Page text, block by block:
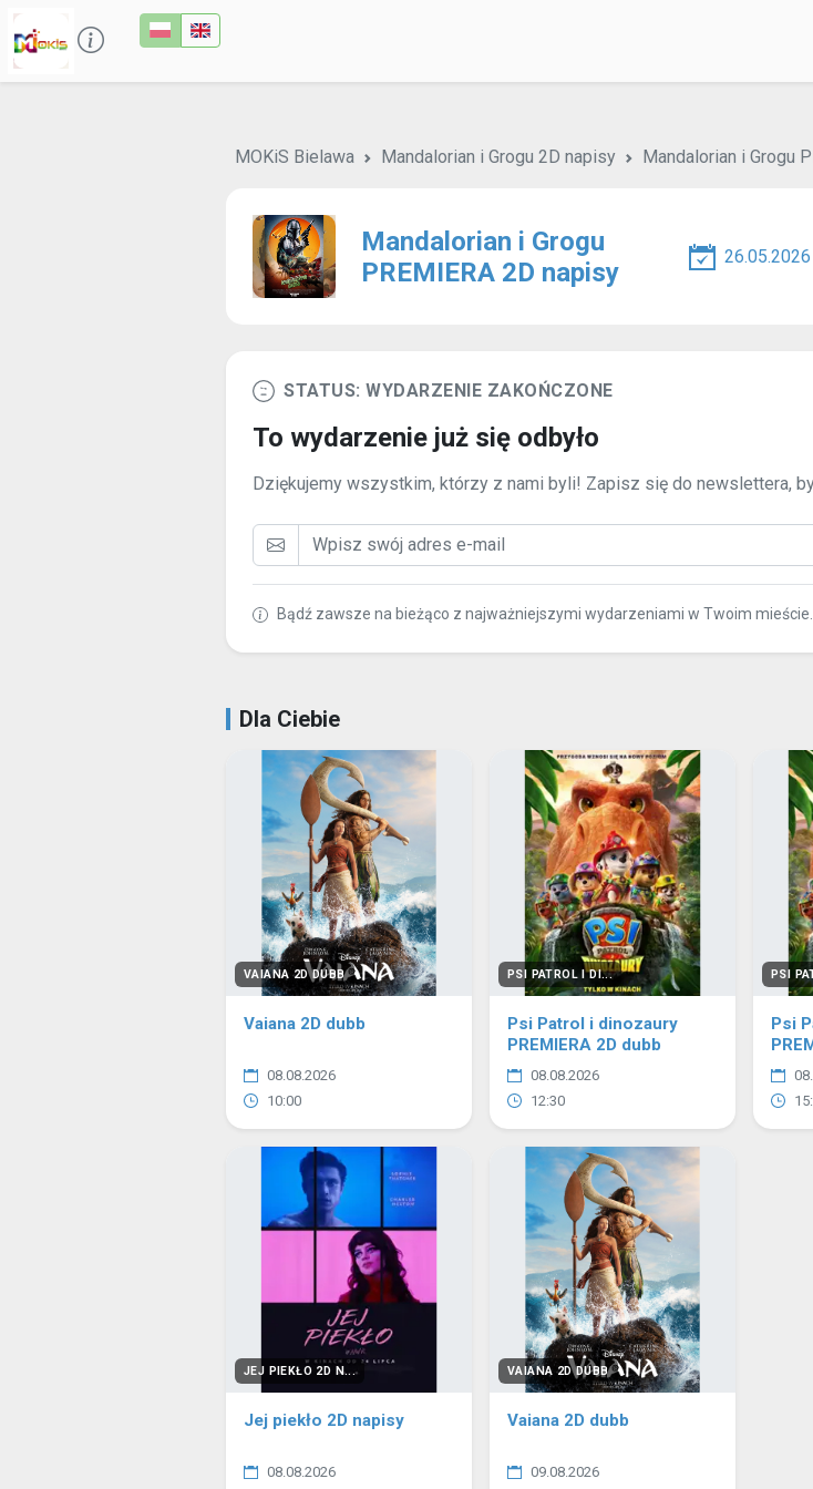
MOKiS Bielawa Mandalorian i Grogu 2D napisy Mandalorian i Grogu
Mandalorian i Grogu
PREMIERA 2D napisy
26.05.2026
STATUS: WYDARZENIE ZAKOŃCZONE
To wydarzenie już się odbyło
Dziękujemy wszystkim, którzy z nami byli! Zapisz się do newslettera,
Bądź zawsze na bieżąco z najważniejszymi wydarzeniami w Twoim mieście.
Dla Ciebie
VAIANA 2D DUBB
Vaiana 2D dubb
08.08.2026
10:00
PSI PATROL I DI...
Psi Patrol i dinozaury
PREMIERA 2D dubb
08.08.2026
12:30
PSI
Psi
JEJ PIEKŁO 2D N...
Jej piekło 2D napisy
08.08.2026
VAIANA 2D DUBB
Vaiana 2D dubb
09.08.2026